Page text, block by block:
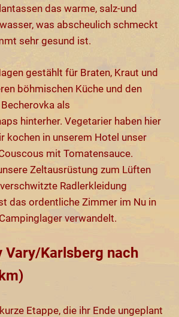
das warme, salz-und
was abscheulich schmeckt
sehr gesund ist.
gestählt für Braten, Kraut und
böhmischen Küche und den
als
hinterher. Vegetarier haben hier
kochen in unserem Hotel unser
mit Tomatensauce.
Zeltausrüstung zum Lüften
Radlerkleidung
das ordentliche Zimmer im Nu in
verwandelt.
Vary/Karlsberg nach
Etappe, die ihr Ende ungeplant